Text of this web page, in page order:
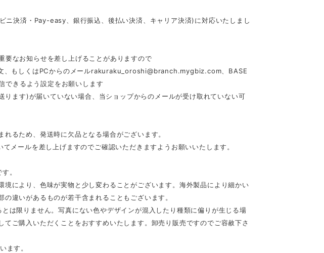
決済・Pay-easy、銀行振込、後払い決済、キャリア決済)に対応いたしまし
なお知らせを差し上げることがありますので
もしくはPCからのメールrakuraku_oroshi@branch.mygbiz.com 、BASE
信できるよう設定をお願いします
ます)が届いていない場合、当ショップからのメールが受け取れていない可
るため、発送時に欠品となる場合がございます。
メールを差し上げますのでご確認いただきますようお願いいたします。
。
境により、色味が実物と少し変わることがございます。海外製品により細かい
違いがあるものが若干含まれることもございます。
は限りません。写真にない色やデザインが混入したり種類に偏りが生じる場
ご購入いただくことをおすすめいたします。卸売り販売ですのでご容赦下さ
ます。